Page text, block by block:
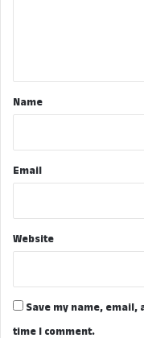
*Name
Email
Website
Save my name,
time I comment.